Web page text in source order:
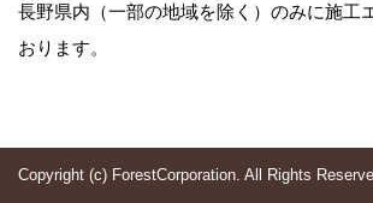
長野県内（一部の地域を除く）のみに施工
おります。
Copyright (c) ForestCorporation. All Rights